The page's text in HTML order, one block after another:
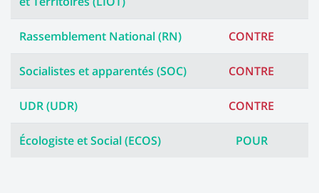
Rassemblement National (RN) CONTRE
Socialistes et apparentés (SOC) CONTRE
UDR (UDR) CONTRE
Écologiste et Social (ECOS) POUR